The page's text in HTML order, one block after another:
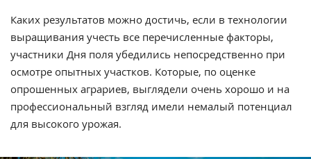
Каких результатов можно достичь, если в технологии
выращивания учесть все перечисленные факторы,
участники Дня поля убедились непосредственно при
осмотре опытных участков. Которые, по оценке
опрошенных аграриев, выглядели очень хорошо и на
профессиональный взгляд имели немалый потенциал
для высокого урожая.